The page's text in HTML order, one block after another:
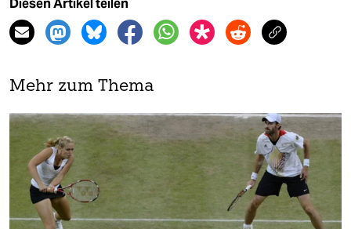
Diesen Artikel teilen
Mehr zum Thema